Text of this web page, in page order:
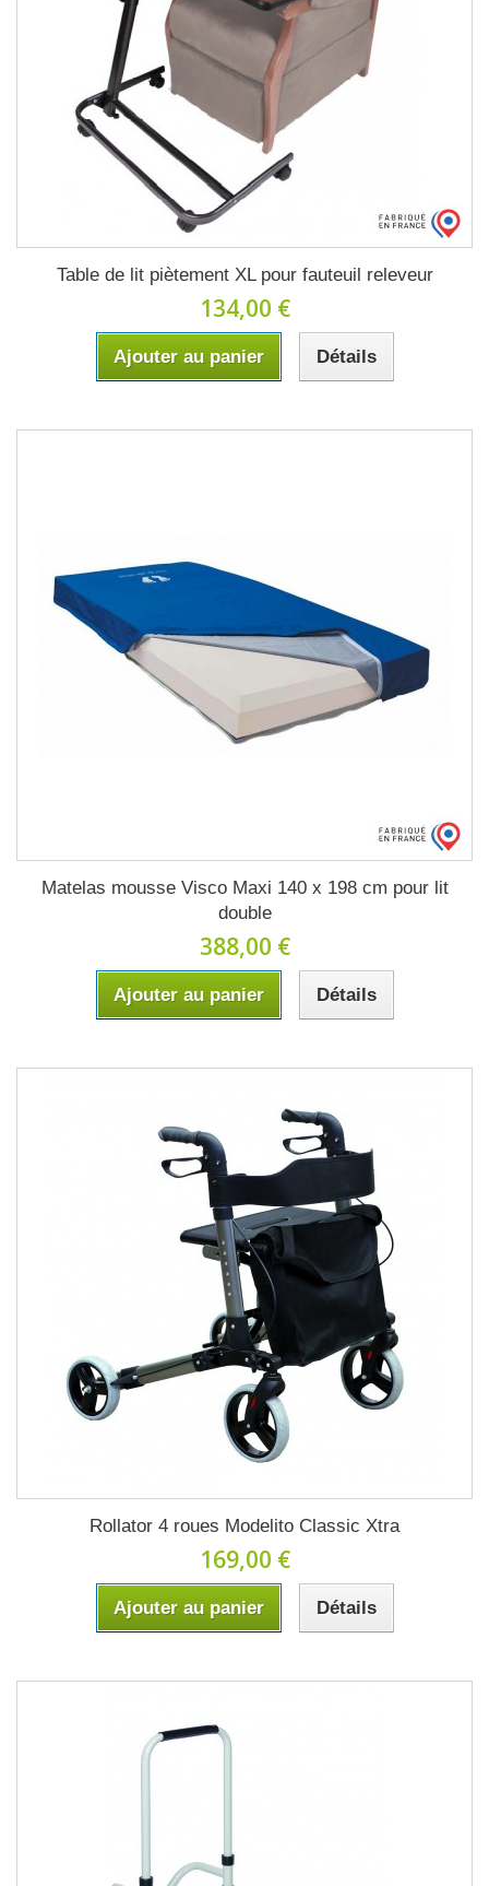
Table de lit piètement XL pour fauteuil releveur
134,00 €
Ajouter au panier Détails
Matelas mousse Visco Maxi 140 x 198 cm pour lit
double
388,00 €
Ajouter au panier Détails
Rollator 4 roues Modelito Classic Xtra
169,00 €
Ajouter au panier Détails